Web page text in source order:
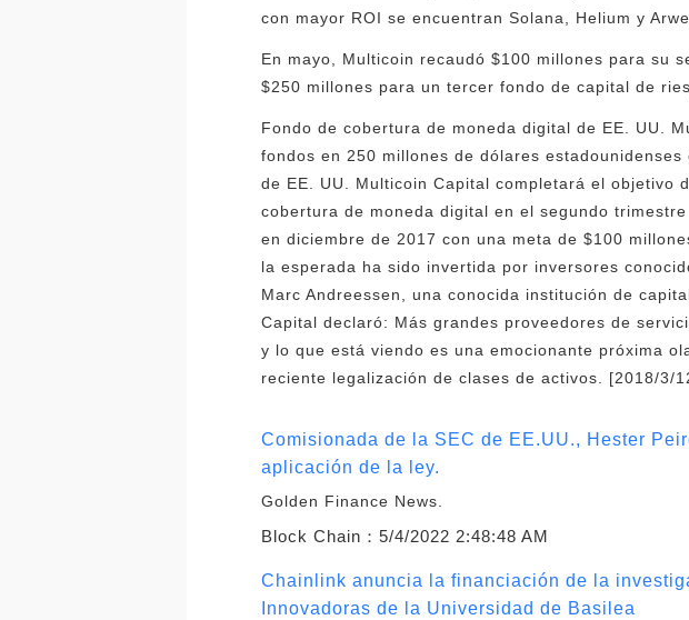
con mayor ROI se encuentran Solana, Helium y
En mayo, Multicoin recaudó $100 millones para su
$250 millones para un tercer fondo de capital de
Fondo de cobertura de moneda digital de EE. UU.
fondos en 250 millones de dólares
de EE. UU. Multicoin Capital completará el objetivo
cobertura de moneda digital en el segundo
en diciembre de 2017 con una meta de $100
la esperada ha sido invertida por inversores
Marc Andreessen, una conocida institución de
Capital declaró: Más grandes proveedores de
y lo que está viendo es una emocionante próxima
reciente legalización de clases de activos. [2018/3/
Comisionada de la SEC de EE.UU., Hester
aplicación de la ley.
Golden Finance News.
Block Chain：5/4/2022 2:48:48 AM
Chainlink anuncia la financiación de la
Innovadoras de la Universidad de Basilea